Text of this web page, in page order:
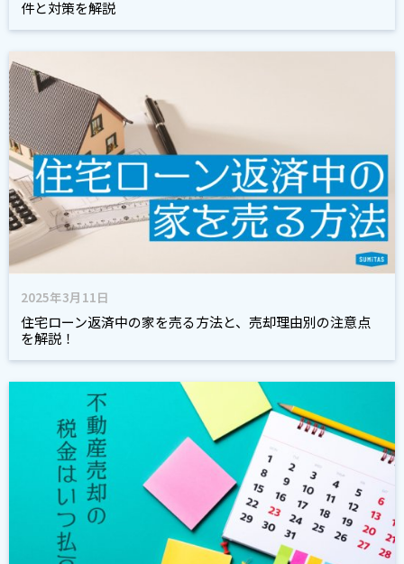
件と対策を解説
2025年3月11日
住宅ローン返済中の家を売る方法と、売却理由別の注意点
を解説！